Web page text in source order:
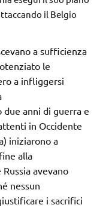
il Belgio
a sufficienza
le
a infliggersi
due anni di guerra e
in Occidente
iniziarono a
alla
avevano
nessun
i sacrifici